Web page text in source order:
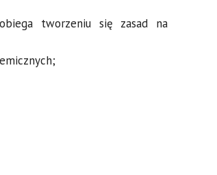
tworzeniu się zasad na